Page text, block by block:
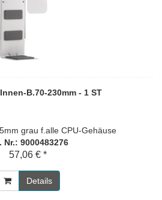
B.70-230mm - 1 ST
grau f.alle CPU-Gehäuse
Nr.: 9000483276
57,06 € *
Details